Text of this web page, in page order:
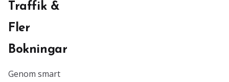
Traffik &
Fler
Bokningar
Genom smart